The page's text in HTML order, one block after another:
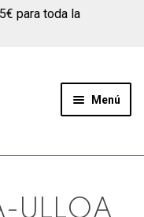
para toda la
Menú
hijo
ULLOA